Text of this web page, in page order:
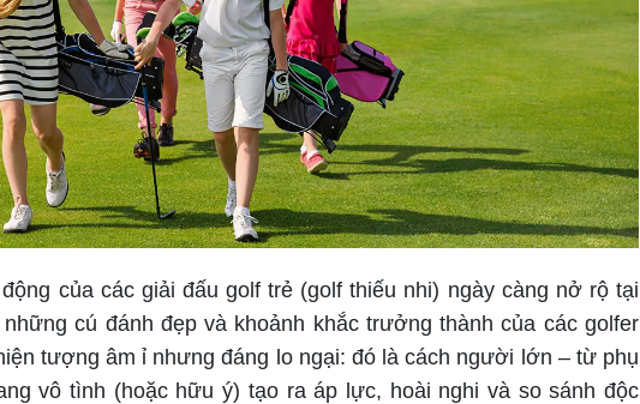
của các giải đấu golf trẻ (golf thiếu nhi) ngày càng nở rộ tại
cú đánh đẹp và khoảnh khắc trưởng thành của các golfer
tượng âm ỉ nhưng đáng lo ngại: đó là cách người lớn – từ phụ
vô tình (hoặc hữu ý) tạo ra áp lực, hoài nghi và so sánh độc